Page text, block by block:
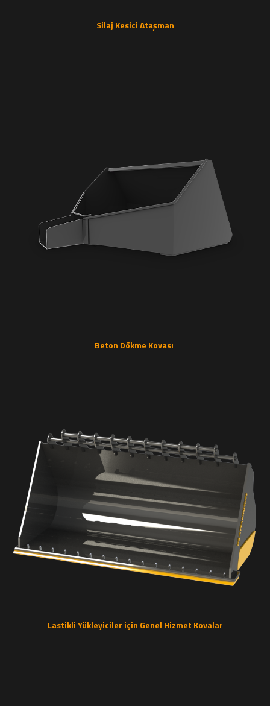
Silaj Kesici Ataşman
Beton Dökme Kovası
Lastikli Yükleyiciler için Genel Hizmet Kovalar